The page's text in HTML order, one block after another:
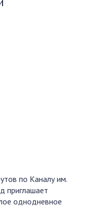
по Каналу им.
приглашает
однодневное